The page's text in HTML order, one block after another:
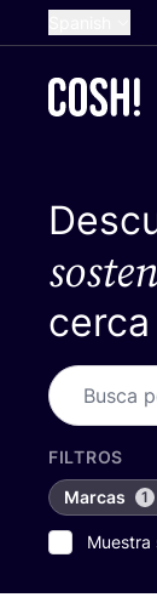
Dutch
German
FILTROS
Marcas
1
Muestra